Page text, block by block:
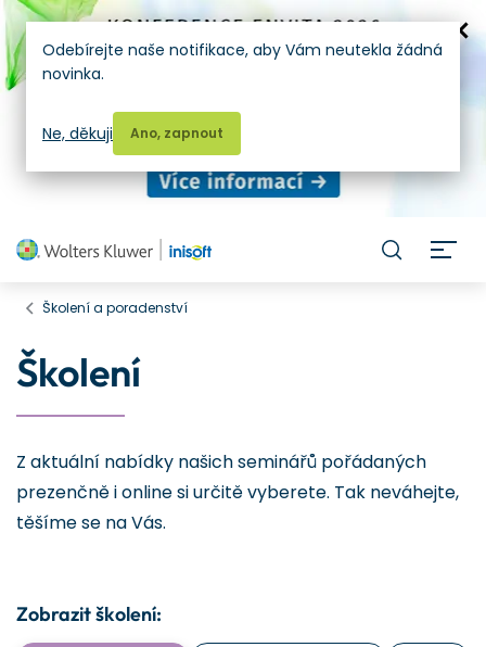
Školení a poradenství
Školení
Z aktuální nabídky našich seminářů pořádaných
prezenčně i online si určitě vyberete. Tak neváhejte,
těšíme se na Vás.
Zobrazit školení:
Odebírejte naše notifikace, aby Vám neutekla žádná
novinka.
Ano, zapnout
Ne, děkuji